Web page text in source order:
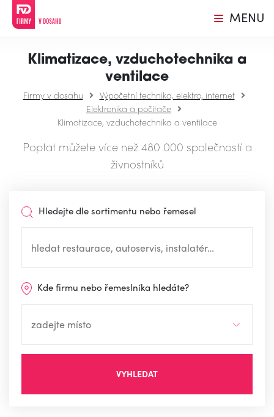
MENU
Klimatizace, vzduchotechnika a
ventilace
Firmy v dosahu
Výpočetní technika, elektro, internet
Elektronika a počítače
Klimatizace, vzduchotechnika a ventilace
Poptat můžete více než 480 000 společností a
živnostníků
Hledejte dle sortimentu nebo řemesel
Kde firmu nebo řemeslníka hledáte?
VYHLEDAT